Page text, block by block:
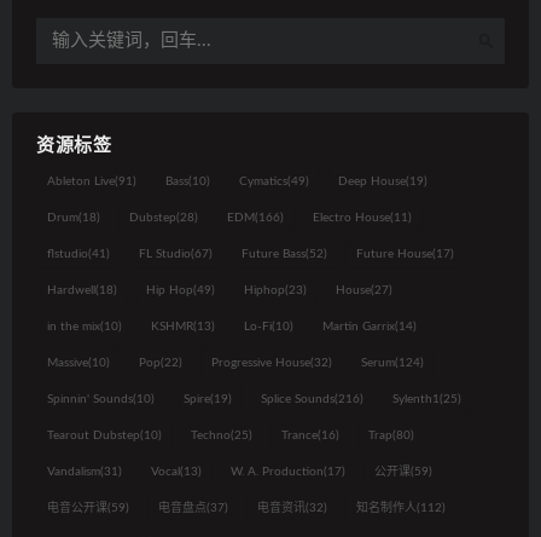
资源标签
Ableton Live(91) Bass(10) Cymatics(49) Deep House(19)
Drum(18) Dubstep(28) EDM(166) Electro House(11)
flstudio(41) FL Studio(67) Future Bass(52) Future House(17)
Hardwell (18) Hip Hop(49) Hiphop(23) House(27)
in the mix(10) KSHMR(13) Lo-Fi(10) Martin Garrix(14)
Massive(10) Pop(22) Progressive House(32) Serum(124)
Spinnin' Sounds(10) Spire(19) Splice Sounds(216) Sylenth1(25)
Tearout Dubstep(10) Techno(25) Trance(16) Trap(80)
Vandalism(31) Vocal (13) W. A. Production(17) 公开课(59)
电音公开课(59) 电音盘点(37) 电音资讯(32) 知名制作人(112)